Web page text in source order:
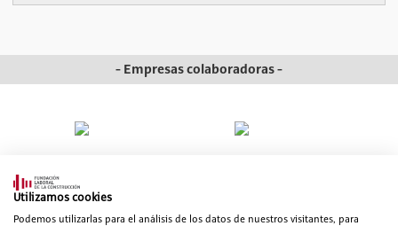
- Empresas colaboradoras -
Utilizamos cookies
Podemos utilizarlas para el análisis de los datos de nuestros visitantes, para